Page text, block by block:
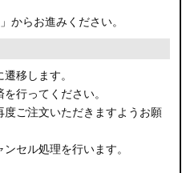
からお進みください。
移します。
行ってください。
ご注文いただきますようお願
セル処理を行います。